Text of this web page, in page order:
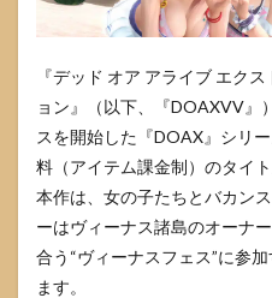
『デッド オア アライブ エク
ョン』（以下、『DOAXVV』
スを開始した『DOAX』シリ
料（アイテム課金制）のタイト
本作は、女の子たちとバカン
ーはヴィーナス諸島のオーナ
合う“ヴィーナスフェス”に参
ます。